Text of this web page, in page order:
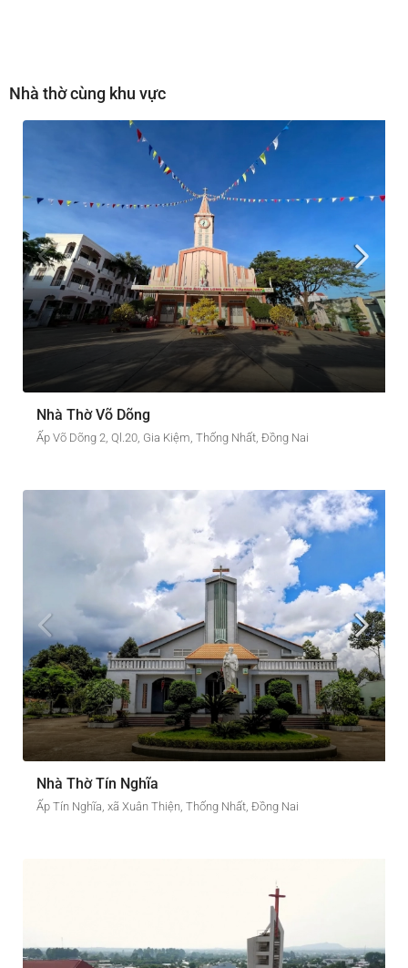
Nhà thờ cùng khu vực
Nhà Thờ Võ Dõng
Ấp Võ Dõng 2, Ql.20, Gia Kiệm, Thống Nhất, Đồng Nai
Nhà Thờ Tín Nghĩa
Ấp Tín Nghĩa, xã Xuân Thiện, Thống Nhất, Đồng Nai